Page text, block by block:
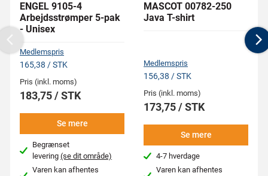
ENGEL 9105-4
Arbejdsstrømper 5-pak
- Unisex
Medlemspris
165,38 / STK
Pris (inkl. moms)
183,75 / STK
Se mere
Begrænset
levering(se dit område)
Varen kan afhentes
MASCOT 00782-250
Java T-shirt
Medlemspris
156,38 / STK
Pris (inkl. moms)
173,75 / STK
Se mere
4-7 hverdage
Varen kan afhentes
Previous